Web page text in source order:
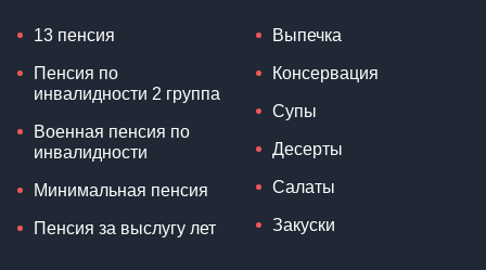
13 пенсия
Пенсия по
инвалидности 2 группа
Военная пенсия по
инвалидности
Минимальная пенсия
Пенсия за выслугу лет
Выпечка
Консервация
Супы
Десерты
Салаты
Закуски